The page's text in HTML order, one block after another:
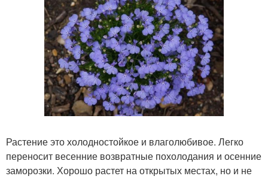
Растение это холодностойкое и влаголюбивое. Легко
переносит весенние возвратные похолодания и осенние
заморозки. Хорошо растет на открытых местах, но и не